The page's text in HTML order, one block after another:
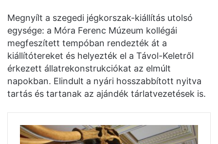
Megnyílt a szegedi jégkorszak-kiállítás utolsó
egysége: a Móra Ferenc Múzeum kollégái
megfeszített tempóban rendezték át a
kiállítótereket és helyezték el a Távol-Keletről
érkezett állatrekonstrukciókat az elmúlt
napokban. Elindult a nyári hosszabbított nyitva
tartás és tartanak az ajándék tárlatvezetések is.